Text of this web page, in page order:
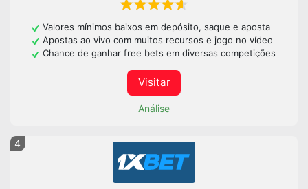
Valores mínimos baixos em depósito, saque e aposta
Apostas ao vivo com muitos recursos e jogo no vídeo
Chance de ganhar free bets em diversas competições
Visitar
Análise
4